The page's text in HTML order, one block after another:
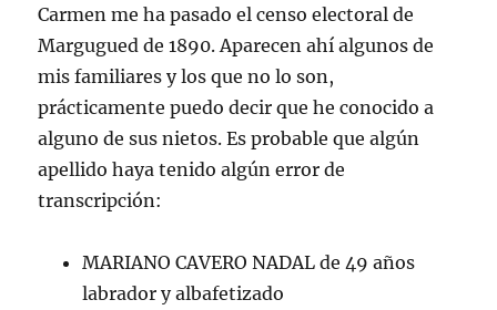
Carmen me ha pasado el censo electoral de
Margugued de 1890. Aparecen ahí algunos de
mis familiares y los que no lo son,
prácticamente puedo decir que he conocido a
alguno de sus nietos. Es probable que algún
apellido haya tenido algún error de
transcripción:
MARIANO CAVERO NADAL de 49 años
labrador y albafetizado